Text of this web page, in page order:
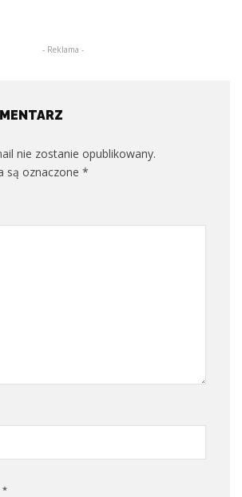
- Reklama -
nie zostanie opublikowany.
są oznaczone *
*